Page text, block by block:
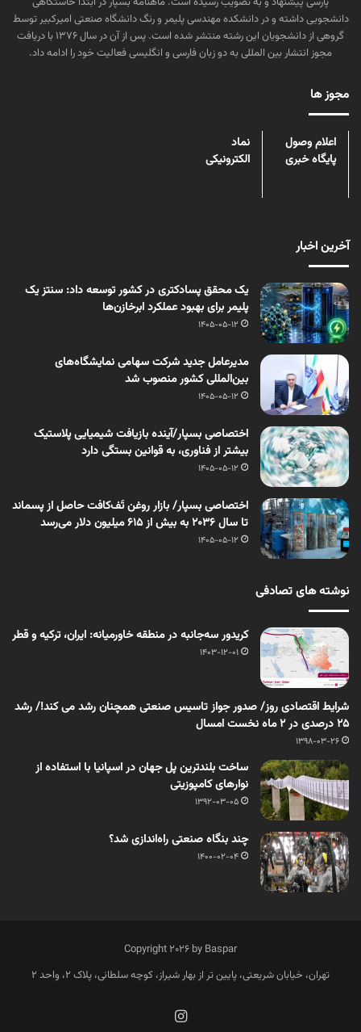
دانشجویی داشته و در دانشکده مهندسی پلیمر و رنگ دانشگاه صنعتی امیرکبیر توسط
گروهی از دانشجویان این رشته منتشر شده است. پس از آن در سال ۱۳۷۶ با دریافت
مجوز انتشار بین المللی به دو زبان فارسی و انگلیسی فعالیت خود را ادامه داد.
مجوز ها
اعلام وصول
پایگاه خبری
نماد
الکترونیکی
آخرین اخبار
یک محقق پسادکتری در کشور توسعه داد: سنتز یک
پلیمر برای بهبود عملکرد ابرخازن‌ها
1405-05-12
مدیرعامل جدید شرکت سهامی نمایشگاه‌های
بین‌المللی کشور منصوب شد
1405-05-12
اختصاصی بسپار/آینده بازیافت شیمیایی پلاستیک
بیشتر از فناوری، به قوانین بستگی دارد
1405-05-12
اختصاصی بسپار/ بازار روغن تَف‌کافت حاصل از پسماند
تا سال ۲۰۳۶ به بیش از ۶۱۵ میلیون دلار می‌رسد
1405-05-12
نوشته های تصادفی
کریدور سه‏‏‏‏‏‏‌جانبه در منطقه خاورمیانه: ایران، ترکیه و قطر
1403-12-01
شرایط اقتصادی روز/ صدور جواز تاسیس صنعتی همچنان رشد می کند!/ رشد
۲۵ درصدی در ۲ ماه نخست امسال
1398-03-26
ساخت بلندترین پل جهان در اسپانیا با استفاده از
نوارهای کامپوزیتی
1392-03-05
چند بنگاه صنعتی راه‌اندازی شد؟
1400-02-04
Copyright 2026 by Baspar
تهران، خیابان شریعتی، پایین تر از بهار شیراز، کوچه سلطانی، پلاک 2، واحد 2